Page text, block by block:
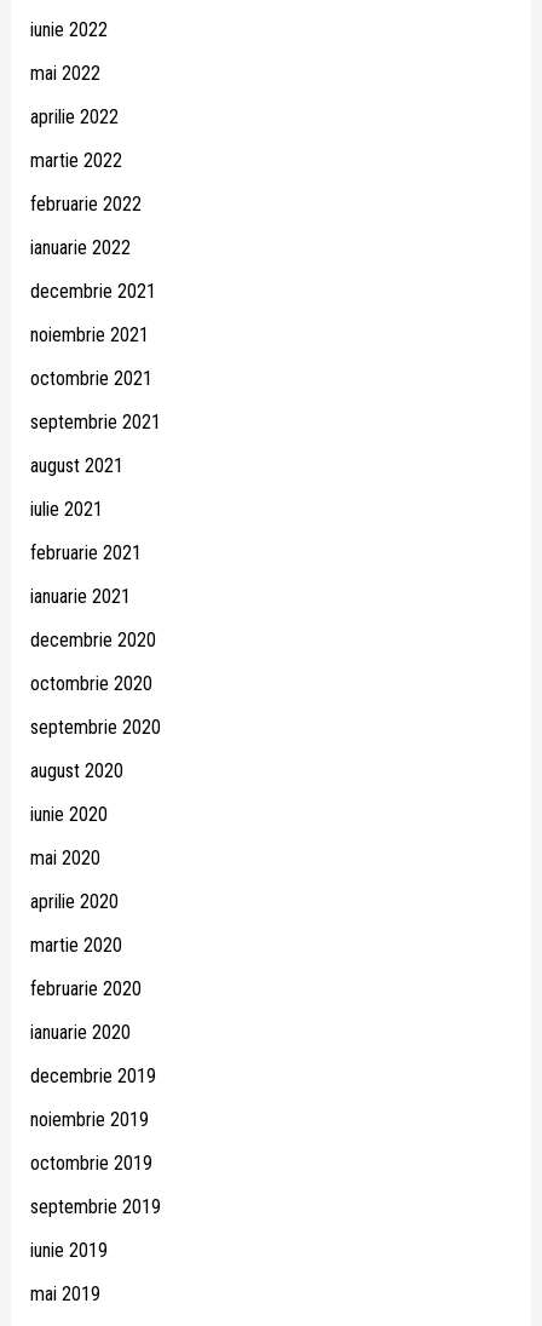
iunie 2022
mai 2022
aprilie 2022
martie 2022
februarie 2022
ianuarie 2022
decembrie 2021
noiembrie 2021
octombrie 2021
septembrie 2021
august 2021
iulie 2021
februarie 2021
ianuarie 2021
decembrie 2020
octombrie 2020
septembrie 2020
august 2020
iunie 2020
mai 2020
aprilie 2020
martie 2020
februarie 2020
ianuarie 2020
decembrie 2019
noiembrie 2019
octombrie 2019
septembrie 2019
iunie 2019
mai 2019